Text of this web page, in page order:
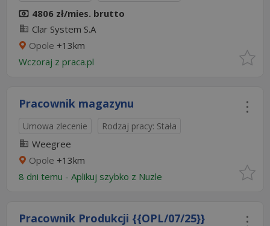
4806 zł/mies. brutto
Clar System S.A
Opole +13km
Wczoraj z praca.pl
Pracownik magazynu
Umowa zlecenie Rodzaj pracy: Stała
Weegree
Opole +13km
8 dni temu - Aplikuj szybko z Nuzle
Pracownik Produkcji {{OPL/07/25}}